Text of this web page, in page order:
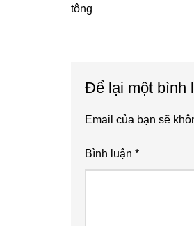
tông
Interactions
Để lại một bình
Email của bạn sẽ
Bình luận *